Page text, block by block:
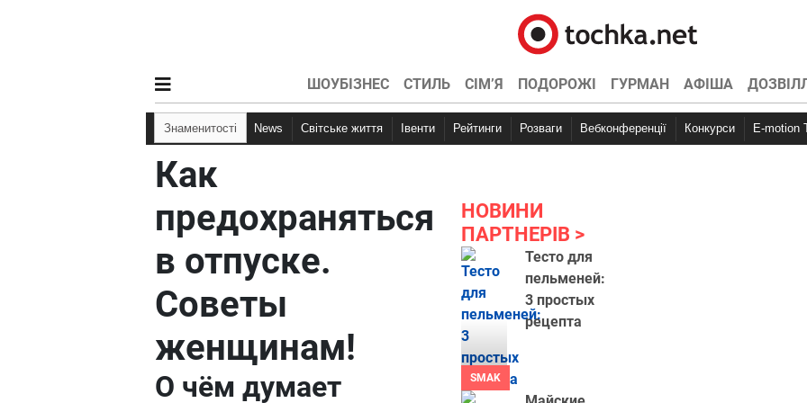
ШОУБІЗНЕС СТИЛЬ СІМ’Я ПОДОРОЖІ ГУРМАН АФІША
Знаменитості News Світське життя Івенти Рейтинги Розваги Вебконференції Конкурси E-motion
Как
предохраняться
в отпуске.
Советы
женщинам!
О чём думает
НОВИНИ
ПАРТНЕРІВ
SMAK
Тесто для
пельменей:
3 простых
рецепта